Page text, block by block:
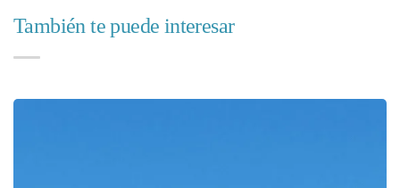
También te puede interesar